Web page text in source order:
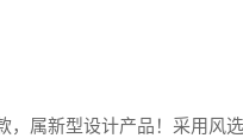
属新型设计产品！采用风